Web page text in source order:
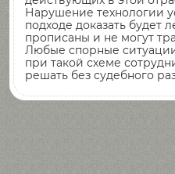
Нарушение технологии
подходе доказать будет
прописаны и не могут
Любые спорные
при такой схеме
решать без судебного